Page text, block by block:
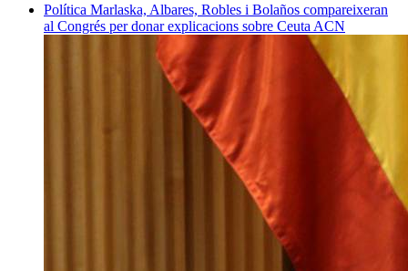
Política Marlaska, Albares, Robles i Bolaños compareixeran
al Congrés per donar explicacions sobre Ceuta ACN